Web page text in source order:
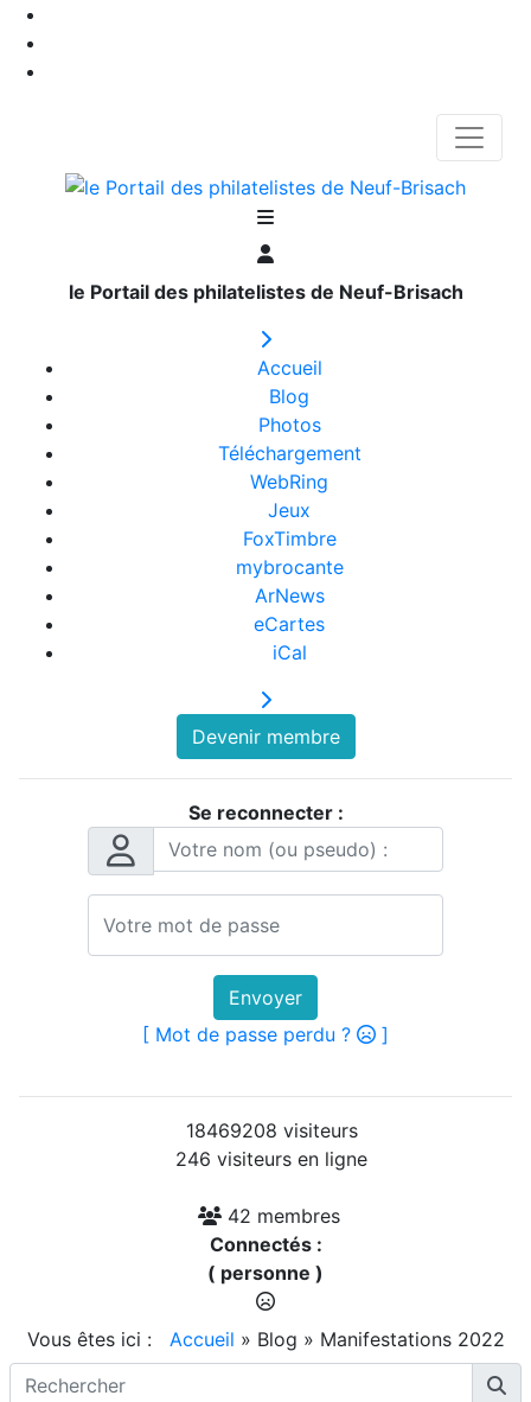
le Portail des philatelistes de Neuf-Brisach
Accueil
Blog
Photos
Téléchargement
WebRing
Jeux
FoxTimbre
mybrocante
ArNews
eCartes
iCal
Devenir membre
Se reconnecter :
Envoyer
[ Mot de passe perdu ?
]
18469208 visiteurs
246 visiteurs en ligne
42 membres
Connectés :
( personne )
Vous êtes ici : Accueil » Blog » Manifestations 2022